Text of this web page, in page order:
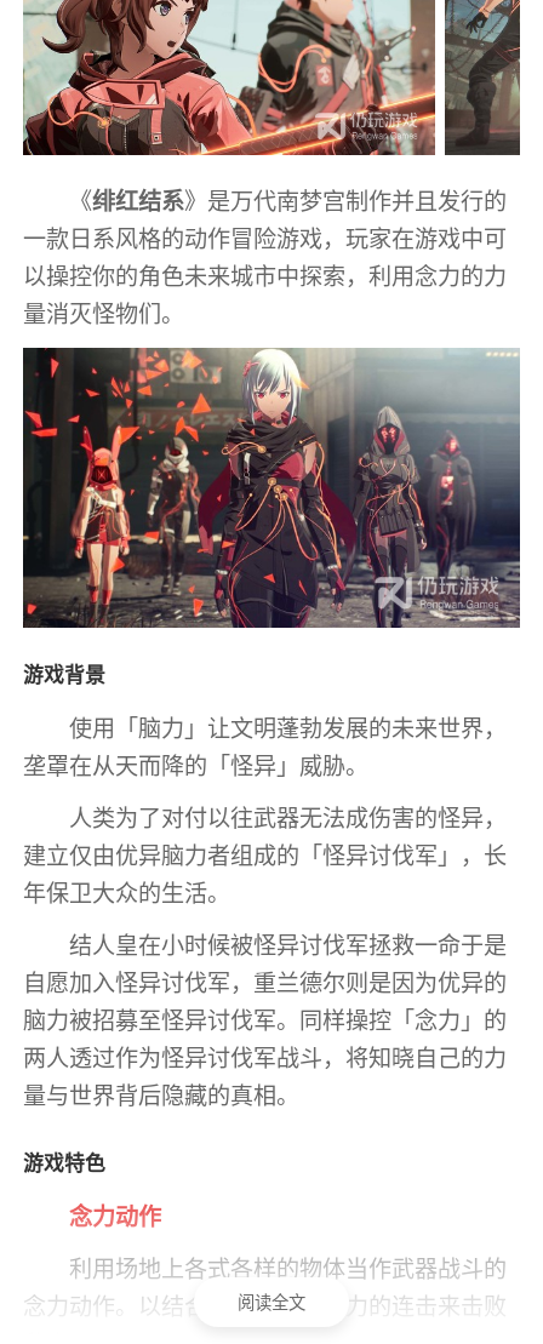
《绯红结系》是万代南梦宫制作并且发行的
一款日系风格的动作冒险游戏，玩家在游戏中可
以操控你的角色未来城市中探索，利用念力的力
量消灭怪物们。
游戏背景
使用「脑力」让文明蓬勃发展的未来世界，
垄罩在从天而降的「怪异」威胁。
人类为了对付以往武器无法成伤害的怪异，
建立仅由优异脑力者组成的「怪异讨伐军」，长
年保卫大众的生活。
结人皇在小时候被怪异讨伐军拯救一命于是
自愿加入怪异讨伐军，重兰德尔则是因为优异的
脑力被招募至怪异讨伐军。同样操控「念力」的
两人透过作为怪异讨伐军战斗，将知晓自己的力
量与世界背后隐藏的真相。
游戏特色
念力动作
利用场地上各式各样的物体当作武器战斗的
念力动作。以结合武器斩击与念力的连击来击败
阅读全文